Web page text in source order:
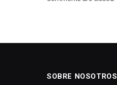
SOBRE NOSOTROS